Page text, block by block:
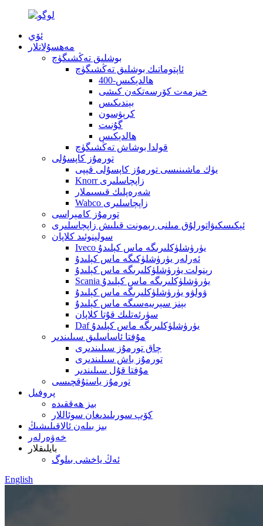
ئۆي
مەھسۇلاتلار
بوشلىق تەڭشىگۈچ
ئاپتوماتىك بوشلىق تەڭشىگۈچ
400-ھالدېكىس
خىزمەت كۆرسەتكەن كىشى
بېندىكىس
كرېۋسون
گۇنىت
ھالدېكىس
قولدا بوشاش تەڭشىگۈچ
تورمۇز كاپسۇلى
يۈك ماشىنىسى تورمۇز كاپسۇلى قېپى
Knorr زاپچاسلىرى
شەرەپلىك قىسىملار
Wabco زاپچاسلىرى
تورمۇز كامېراسى
ئېكىسكىۋاتورلۇق مىلنى رېمونت قىلىش زاپچاسلىرى
سولېنوئىد كلاپان
Iveco يۈرۈشلۈكلىرىگە ماس كېلىدۇ
ئەرلەر يۈرۈشلۈكىگە ماس كېلىدۇ
رېنولت يۈرۈشلۈكلىرىگە ماس كېلىدۇ
Scania يۈرۈشلۈكلىرىگە ماس كېلىدۇ
ۋولۋو يۈرۈشلۈكلىرىگە ماس كېلىدۇ
بېنز سېرىيەسىگە ماس كېلىدۇ
سۈرئەتلىك قۇتا كلاپان
Daf يۈرۈشلۈكلىرىگە ماس كېلىدۇ
مۇفتا ئاساسلىق سىلىندىر
چاق تورمۇز سىلىندىرى
تورمۇز باش سىلىندىرى
مۇفتا قۇل سىلىندىر
تورمۇز ياستۇقچىسى
پروفىل
بىز ھەققىدە
كۆپ سورىلىدىغان سوئاللار
بىز بىلەن ئالاقىلىشىڭ
خەۋەرلەر
بايلىقلار
ئەڭ ياخشى بىلوگ
English